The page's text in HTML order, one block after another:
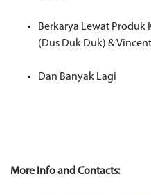
Berkarya Lewat Produk
(Dus Duk Duk) &
Dan Banyak Lagi
More Info and Contacts: